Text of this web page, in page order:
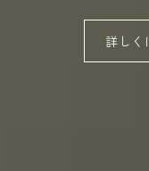
詳しく